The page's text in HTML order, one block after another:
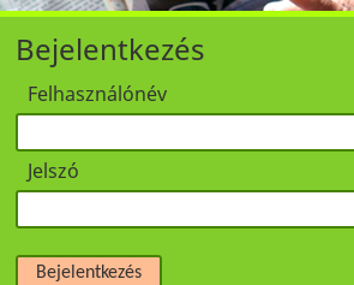
Bejelentkezés
Felhasználónév
Jelszó
Bejelentkezés